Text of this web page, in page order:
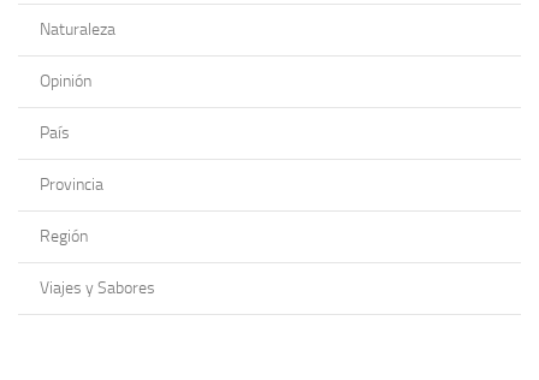
Naturaleza
Opinión
País
Provincia
Región
Viajes y Sabores